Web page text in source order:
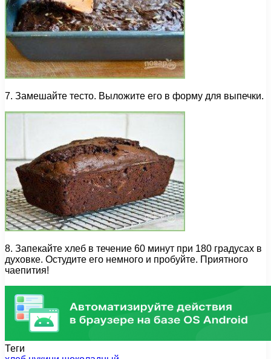
7. Замешайте тесто. Выложите его в форму для выпечки.
8. Запекайте хлеб в течение 60 минут при 180 градусах в
духовке. Остудите его немного и пробуйте. Приятного
чаепития!
Теги